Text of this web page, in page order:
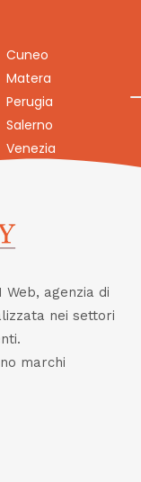
Cuneo
Matera
Perugia
Salerno
Venezia
Web, agenzia di
nei settori
marchi